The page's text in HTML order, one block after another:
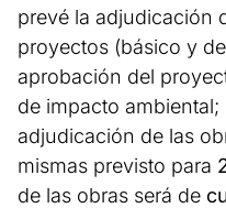
prevé la adjudicación
proyectos (básico y
aprobación del
de impacto ambiental;
adjudicación de las
mismas previsto para
de las obras será de